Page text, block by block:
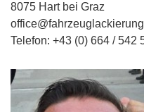
8075 Hart bei Graz
Telefon: +43 (0) 664 / 542